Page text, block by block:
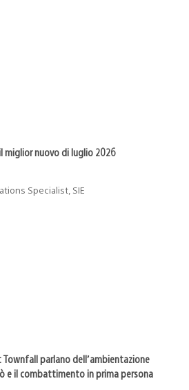
miglior nuovo di luglio 2026
Specialist, SIE
parlano dell’ambientazione
e il combattimento in prima persona